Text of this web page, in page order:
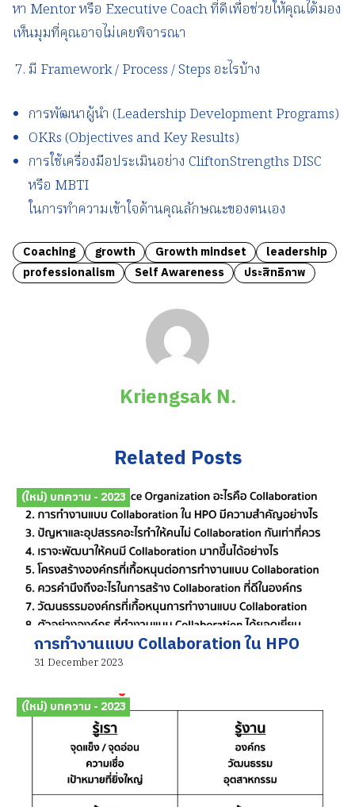
หา Mentor หรือ Executive Coach ที่ดีเพื่อช่วยให้คุณได้มอง
เห็นมุมที่คุณอาจไม่เคยพิจารณา
มี Framework / Process / Steps อะไรบ้าง
การพัฒนาผู้นำ (Leadership Development Programs)
OKRs (Objectives and Key Results)
การใช้เครื่องมือประเมินอย่าง CliftonStrengths DISC
หรือ MBTI
ในการทำความเข้าใจด้านคุณลักษณะของตนเอง
Coaching growth Growth mindset
leadership
professionalism
Self Awareness ประสิทธิภาพ
Kriengsak N.
Related Posts
(ใหม่) บทความ - 2023
การทำงานแบบ Collaboration ใน HPO
31 December 2023
(ใหม่) บทความ - 2023